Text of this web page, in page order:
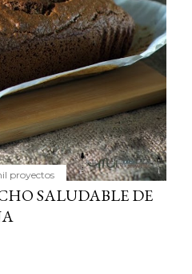
proyectos
SALUDABLE DE